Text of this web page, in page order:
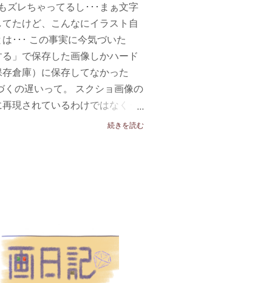
ズレちゃってるし･･･まぁ文字
たけど、こんなにイラスト自
･･･ この事実に今気づいた
」で保存した画像しかハード
倉庫）に保存してなかった
くの遅いって。 スクショ画像の
現されているわけではなく･･･
キリしています。あと蜘蛛の
息）。 ◆ □ ランキング参加中
続きを読む